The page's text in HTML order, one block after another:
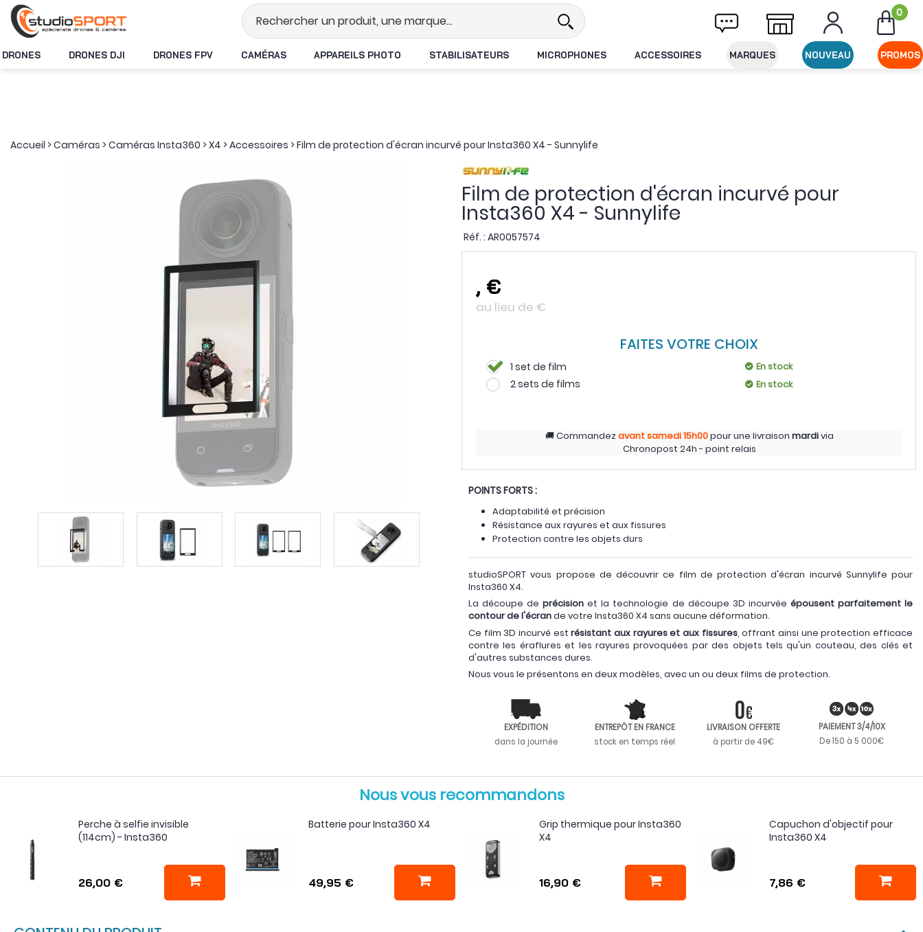
Stock en temps réel Livraison offerte dès 49€ d'achat 0
DRONES DRONES DJI DRONES FPV CAMÉRAS APPAREILS PHOTO STABILISATEURS MICROPHONES ACCESSOIRES MARQUES NOUVEAU PROMOS
Accueil >Caméras >Caméras Insta360 >X4 >Accessoires >Film de protection d'écran incurvé pour Insta360 X4 - Sunnylife
Film de protection d'écran incurvé pour
Insta360 X4 - Sunnylife
Réf. : AR0057574
, €
au lieu de €
FAITES VOTRE CHOIX
1 set de film En stock
2 sets de films En stock
Commandezavant samedi15h00pour une livraison mardivia
Chronopost 24h - point relais
POINTS FORTS :
Adaptabilité et précision
Résistance aux rayures et aux fissures
Protection contre les objets durs
studioSPORT vous propose de découvrir ce film de protection d'écran incurvé Sunnylife pour
Insta360 X4.
La découpe deprécision et la technologie de découpe 3D incurvée épousent parfaitement le
contour de l'écrande votre Insta360 X4 sans aucune déformation.
Ce film 3D incurvé estrésistant aux rayures et aux fissures, offrant ainsi une protection efficace
contre les éraflures et les rayures provoquées par des objets tels qu'un couteau, des clés et
d'autres substances dures.
Nous vous le présentons en deux modèles, avec un ou deux films de protection.
EXPÉDITION
dans la journée
ENTREPÔT EN FRANCE
stock en temps réel
LIVRAISON OFFERTE
à partir de 49€
PAIEMENT 3/4/10X
De 150 à 5 000€
Nous vous recommandons
Perche à selfie invisible
(114cm) - Insta360
26,00 €
Batterie pour Insta360 X4
49,95 €
Grip thermique pour Insta360
X4
16,90 €
Capuchon d'objectif pour
Insta360 X4
7,86 €